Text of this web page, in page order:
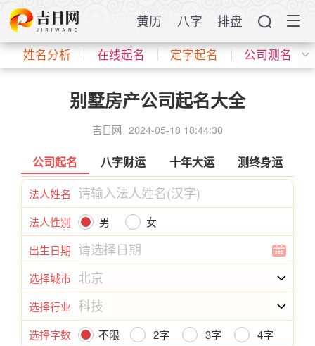
黄历 八字 排盘
姓名分析 在线起名 定字起名 公司测名
别墅房产公司起名大全
吉日网 2024-05-18 18:44:30
公司起名 八字财运 十年大运 测终身运
法人姓名
法人性别
男
女
出生日期
选择城市
选择行业
选择字数
不限 2字 3字 4字